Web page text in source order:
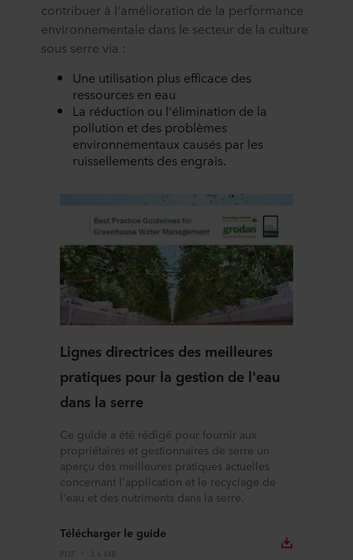
contribuer à l'amélioration de la performance
environnementale dans le secteur de la culture
sous serre via :
Une utilisation plus efficace des
ressources en eau
La réduction ou l'élimination de la
pollution et des problèmes
environnementaux causés par les
ruissellements des engrais.
Lignes directrices des meilleures
pratiques pour la gestion de l'eau
dans la serre
Ce guide a été rédigé pour fournir aux
propriétaires et gestionnaires de serre un
aperçu des meilleures pratiques actuelles
concernant l'application et le recyclage de
l'eau et des nutriments dans la serre.
Télécharger le guide
PDF 3.6 MB